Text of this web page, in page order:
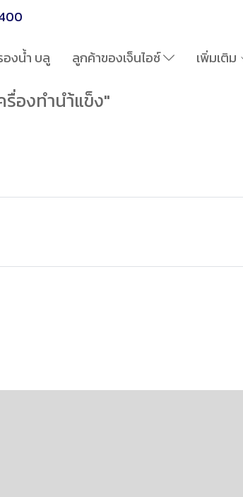
องน้ำ บลู ลูกค้าของเจ็นไอซ์ เพิ่มเติม
รื่องทำนำ้แข็ง"